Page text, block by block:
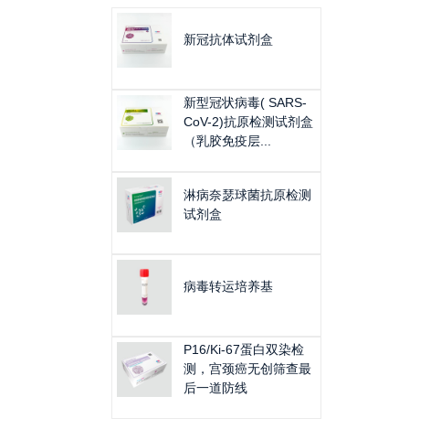
新冠抗体试剂盒
新型冠状病毒( SARS-
CoV-2)抗原检测试剂盒
（乳胶免疫层...
淋病奈瑟球菌抗原检测
试剂盒
病毒转运培养基
​P16/Ki-67蛋白双染检
测，宫颈癌无创筛查最
后一道防线